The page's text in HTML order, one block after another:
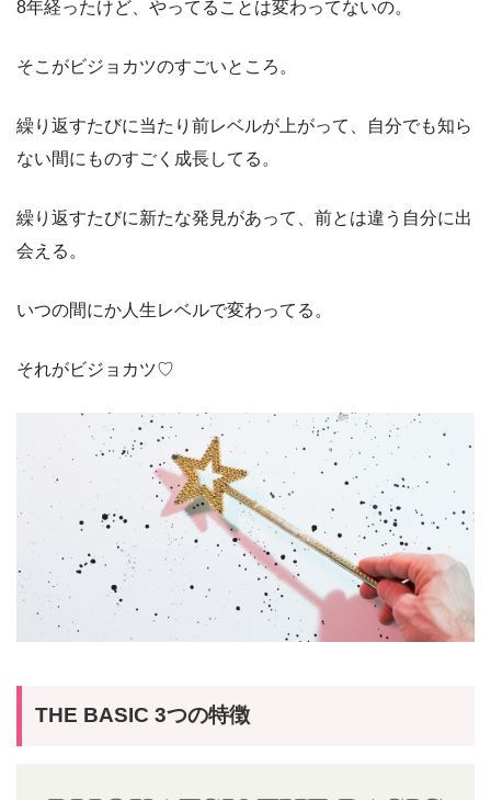
8年経ったけど、やってることは変わってないの。
そこがビジョカツのすごいところ。
繰り返すたびに当たり前レベルが上がって、自分でも知ら
ない間にものすごく成長してる。
繰り返すたびに新たな発見があって、前とは違う自分に出
会える。
いつの間にか人生レベルで変わってる。
それがビジョカツ♡
THE BASIC 3つの特徴